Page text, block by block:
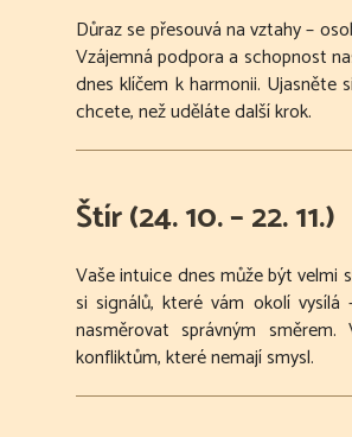
Důraz se přesouvá na vztahy –
Vzájemná podpora a schopnost
dnes klíčem k harmonii. Ujasněte
chcete, než uděláte další krok.
Štír (24. 10. – 22. 11.)
Vaše intuice dnes může být velmi
si signálů, které vám okolí vysílá
nasměrovat správným směrem.
konfliktům, které nemají smysl.